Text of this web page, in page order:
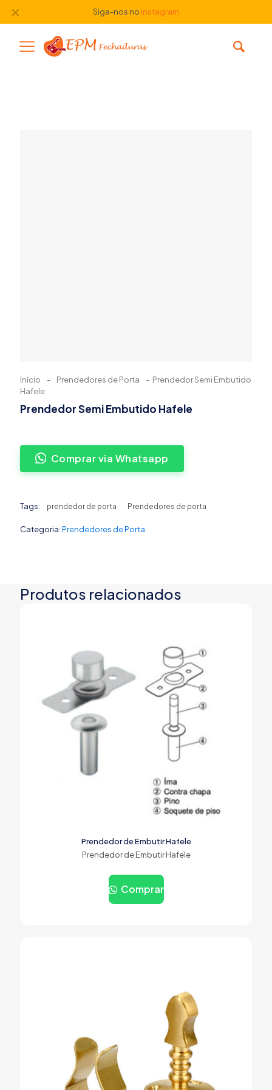
Siga-nos no instagram
✕
Início - Prendedores de Porta - Prendedor Semi Embutido
Hafele
Prendedor Semi Embutido Hafele
Comprar via Whatsapp
Tags: prendedor de porta Prendedores de porta
Categoria:Prendedores de Porta
Produtos relacionados
Prendedor de Embutir Hafele
Prendedor de Embutir Hafele
Comprar